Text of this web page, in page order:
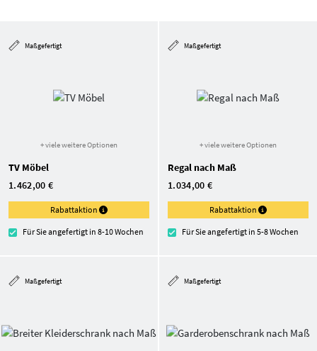
Maßgefertigt
+ viele weitere Optionen
TV Möbel
1.462,00 €
Rabattaktion
Für Sie angefertigt in 8-10 Wochen
Maßgefertigt
+ viele weitere Optionen
Regal nach Maß
1.034,00 €
Rabattaktion
Für Sie angefertigt in 5-8 Wochen
Maßgefertigt Maßgefertigt